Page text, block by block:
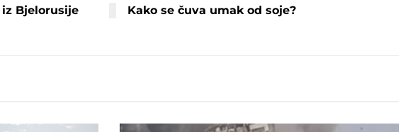
Bjelorusije
Kako se čuva umak od soje?